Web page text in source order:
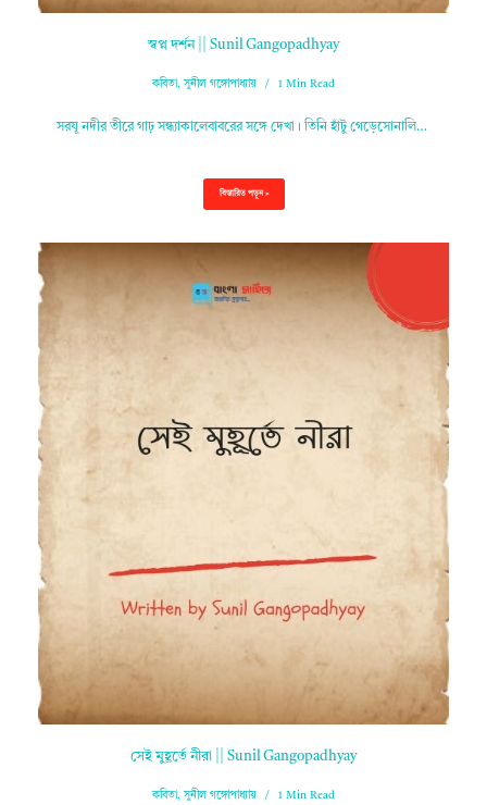
স্বপ্ন দর্শন || Sunil Gangopadhyay
কবিতা,সুনীল গঙ্গোপাধ্যায় 1 Min Read
সরযূ নদীর তীরে গাঢ় সন্ধ্যাকালেবাবরের সঙ্গে দেখা। তিনি হাঁটু গেড়েসোনালি…
বিস্তারিত পড়ুন »
সেই মুহূর্তে নীরা || Sunil Gangopadhyay
কবিতা,সুনীল গঙ্গোপাধ্যায় 1 Min Read